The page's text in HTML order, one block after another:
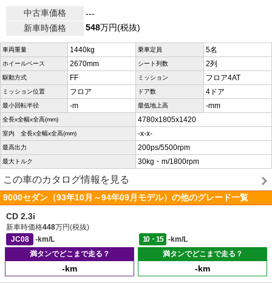
中古車価格
---
新車時価格
548万円(税抜)
車両重量 1440kg 乗車定員 5名
ホイールベース 2670mm シート列数 2列
駆動方式 FF ミッション フロア4AT
ミッション位置 フロア ドア数 4ドア
最小回転半径 -m 最低地上高 -mm
全長x全幅x全高(mm) 4780x1805x1420
室内 全長x全幅x全高(mm) -x-x-
最高出力 200ps/5500rpm
最大トルク 30kg・m/1800rpm
この車のカタログ情報を見る
9000セダン（93年10月～94年09月モデル）の他のグレード一覧
CD 2.3i
新車時価格448万円(税抜)
JC08
-km/L 10・15
-km/L
満タンでどこまで走る？
-km
満タンでどこまで走る？
-km